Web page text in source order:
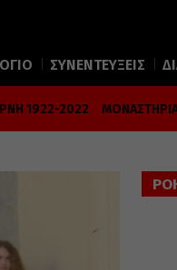
ΣΥΝΕΝΤΕΥΞΕΙΣ
1922-2022